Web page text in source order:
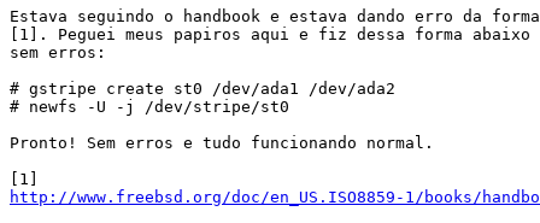
Estava seguindo o handbook e estava dando erro da
[1]. Peguei meus papiros aqui e fiz dessa forma
sem erros:
# gstripe create st0 /dev/ada1 /dev/ada2
# newfs -U -j /dev/stripe/st0
Pronto! Sem erros e tudo funcionando normal.
http://www.freebsd.org/doc/en_US.ISO8859-1/books/